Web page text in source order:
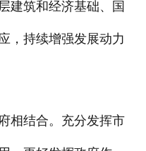
建筑和经济基础、国
，持续增强发展动力
相结合。充分发挥市